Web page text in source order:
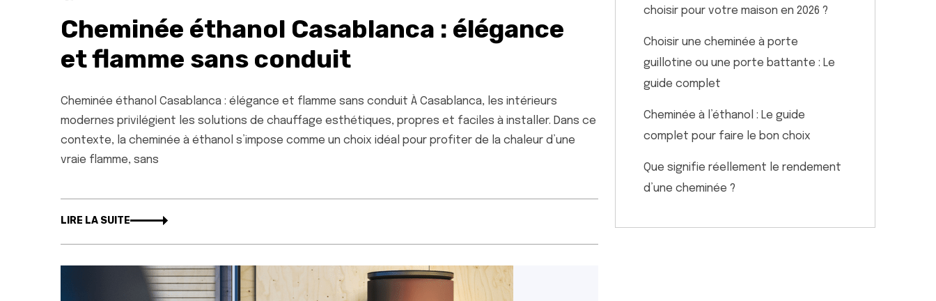
Cheminée éthanol Casablanca : élégance
et flamme sans conduit
Cheminée éthanol Casablanca : élégance et flamme sans conduit À Casablanca, les intérieurs
modernes privilégient les solutions de chauffage esthétiques, propres et faciles à installer. Dans ce
contexte, la cheminée à éthanol s’impose comme un choix idéal pour profiter de la chaleur d’une
vraie flamme, sans
LIRE LA SUITE
choisir pour votre maison en 2026 ?
Choisir une cheminée à porte
guillotine ou une porte battante : Le
guide complet
Cheminée à l’éthanol : Le guide
complet pour faire le bon choix
Que signifie réellement le rendement
d’une cheminée ?